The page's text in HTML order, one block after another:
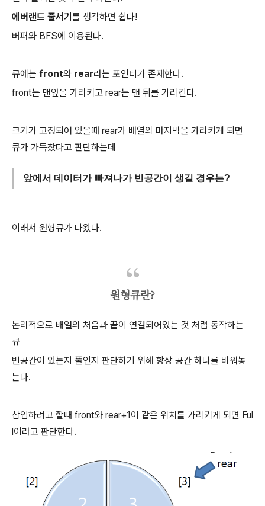
에버랜드 줄서기 를 생각하면 쉽다!
버퍼와 BFS에 이용된다.
큐에는 front와 rear라는 포인터가 존재한다.
front는 맨앞을 가리키고 rear는 맨 뒤를 가리킨다.
크기가 고정되어 있을때 rear가 배열의 마지막을 가리키게 되면
큐가 가득찼다고 판단하는데
앞에서 데이터가 빠져나가 빈공간이 생길 경우는?
이래서 원형큐가 나왔다.
원형큐란?
논리적으로 배열의 처음과 끝이 연결되어있는 것 처럼 동작하는
큐
빈공간이 있는지 풀인지 판단하기 위해 항상 공간 하나를 비워놓
는다.
삽입하려고 할때 front와 rear+1이 같은 위치를 가리키게 되면 Ful
l이라고 판단한다.